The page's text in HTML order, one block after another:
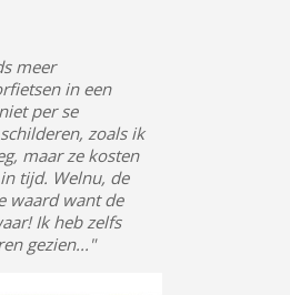
meer
in een
per se
zoals ik
maar ze kosten
tijd. Welnu, de
waard want de
Ik heb zelfs
gezien..."